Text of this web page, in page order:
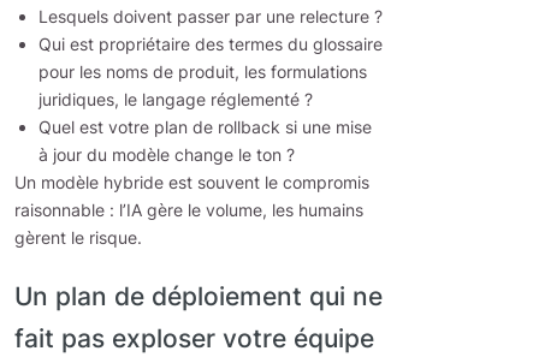
Lesquels doivent passer par une relecture ?
Qui est propriétaire des termes du glossaire
pour les noms de produit, les formulations
juridiques, le langage réglementé ?
Quel est votre plan de rollback si une mise
à jour du modèle change le ton ?
Un modèle hybride est souvent le compromis
raisonnable : l’IA gère le volume, les humains
gèrent le risque.
Un plan de déploiement qui ne
fait pas exploser votre équipe